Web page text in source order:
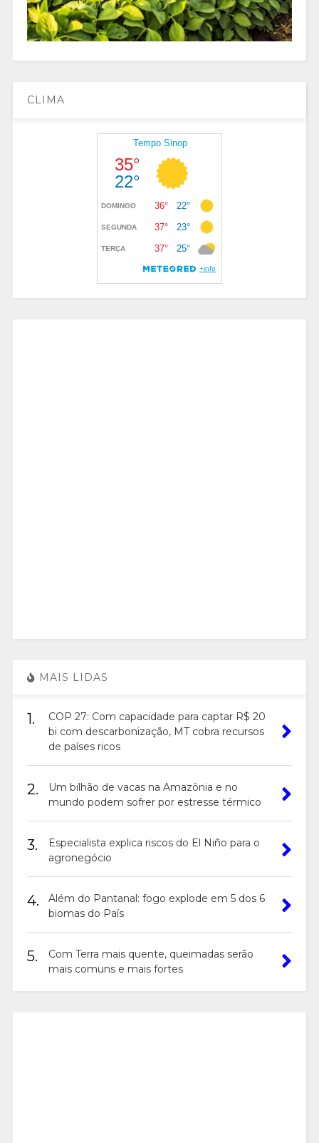
CLIMA
MAIS LIDAS
1.
COP 27: Com capacidade para captar R$ 20
bi com descarbonização, MT cobra recursos
de países ricos
2.
Um bilhão de vacas na Amazônia e no
mundo podem sofrer por estresse térmico
3.
Especialista explica riscos do El Niño para o
agronegócio
4.
Além do Pantanal: fogo explode em 5 dos 6
biomas do País
5.
Com Terra mais quente, queimadas serão
mais comuns e mais fortes